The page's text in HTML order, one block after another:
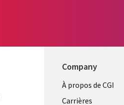
Company
Useful
À propos de CGI
Carrières